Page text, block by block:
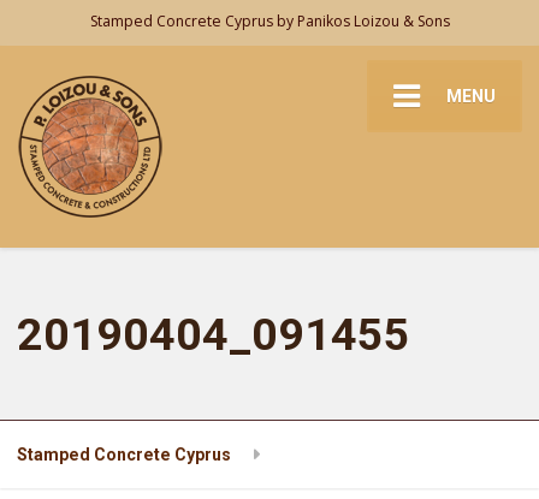
Stamped Concrete Cyprus by Panikos Loizou & Sons
MENU
20190404_091455
Stamped Concrete Cyprus